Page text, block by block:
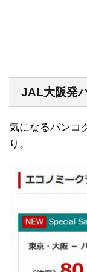
JAL大阪発
気になるバンコ
り。